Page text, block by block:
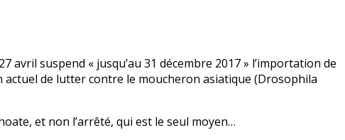
avril suspend « jusqu’au 31 décembre 2017 » l’importation de
de lutter contre le moucheron asiatique (Drosophila
et non l’arrêté, qui est le seul moyen…